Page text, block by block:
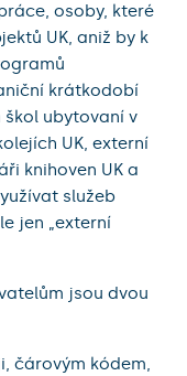
osoby, které
UK, aniž by k
krátkodobí
škol ubytovaní v
UK, externí
knihoven UK a
služeb
jen „externí
jsou dvou
čárovým kódem,